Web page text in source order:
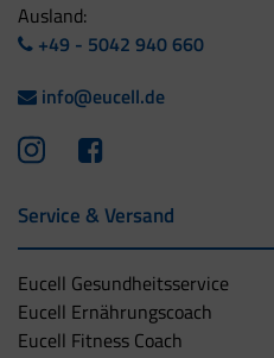
Ausland:
+49 - 5042 940 660
info@eucell.de
Service & Versand
Eucell Gesundheitsservice
Eucell Ernährungscoach
Eucell Fitness Coach